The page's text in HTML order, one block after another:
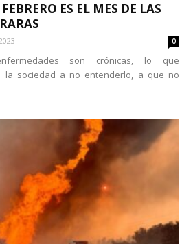
ES EL MES DE LAS
0
son crónicas, lo que
la sociedad a no entenderlo, a que no